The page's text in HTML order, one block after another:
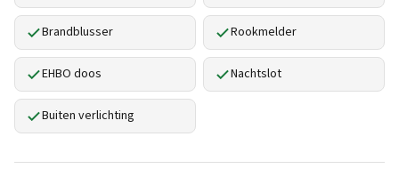
Brandblusser Rookmelder
EHBO doos Nachtslot
Buiten verlichting